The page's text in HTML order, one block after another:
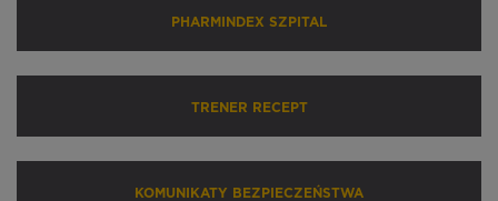
PHARMINDEX SZPITAL
TRENER RECEPT
KOMUNIKATY BEZPIECZEŃSTWA